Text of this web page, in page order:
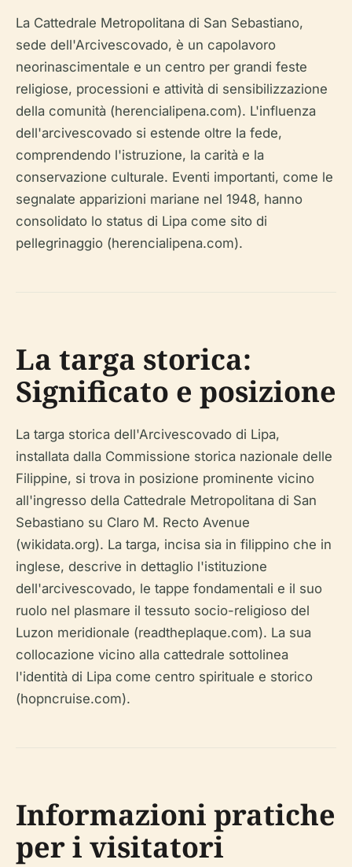
La Cattedrale Metropolitana di San Sebastiano,
sede dell'Arcivescovado, è un capolavoro
neorinascimentale e un centro per grandi feste
religiose, processioni e attività di sensibilizzazione
della comunità (herencialipena.com). L'influenza
dell'arcivescovado si estende oltre la fede,
comprendendo l'istruzione, la carità e la
conservazione culturale. Eventi importanti, come le
segnalate apparizioni mariane nel 1948, hanno
consolidato lo status di Lipa come sito di
pellegrinaggio (herencialipena.com).
La targa storica:
Significato e posizione
La targa storica dell'Arcivescovado di Lipa,
installata dalla Commissione storica nazionale delle
Filippine, si trova in posizione prominente vicino
all'ingresso della Cattedrale Metropolitana di San
Sebastiano su Claro M. Recto Avenue
(wikidata.org). La targa, incisa sia in filippino che in
inglese, descrive in dettaglio l'istituzione
dell'arcivescovado, le tappe fondamentali e il suo
ruolo nel plasmare il tessuto socio-religioso del
Luzon meridionale (readtheplaque.com). La sua
collocazione vicino alla cattedrale sottolinea
l'identità di Lipa come centro spirituale e storico
(hopncruise.com).
Informazioni pratiche
per i visitatori